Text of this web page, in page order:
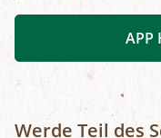
APP
Werde Teil des